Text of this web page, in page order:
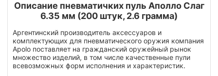
Описание пневматичких пуль Аполло Слаг
6.35 мм (200 штук, 2.6 грамма)
Аргентинский производитель аксессуаров и
комплектующих для пневматического оружия компания
Apolo поставляет на гражданский оружейный рынок
множество изделий, в том числе качественные пули
всевозможных форм исполнения и характеристик.